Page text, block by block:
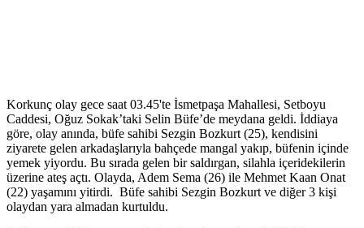
Korkunç olay gece saat 03.45'te İsmetpaşa Mahallesi, Setboyu
Caddesi, Oğuz Sokak’taki Selin Büfe’de meydana geldi. İddiaya
göre, olay anında, büfe sahibi Sezgin Bozkurt (25), kendisini
ziyarete gelen arkadaşlarıyla bahçede mangal yakıp, büfenin içinde
yemek yiyordu. Bu sırada gelen bir saldırgan, silahla içeridekilerin
üzerine ateş açtı. Olayda, Adem Sema (26) ile Mehmet Kaan Onat
(22) yaşamını yitirdi. Büfe sahibi Sezgin Bozkurt ve diğer 3 kişi
olaydan yara almadan kurtuldu.